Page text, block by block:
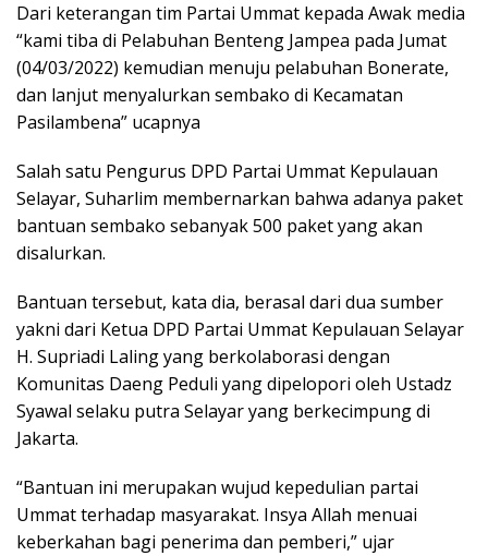
Dari keterangan tim Partai Ummat kepada Awak media
“kami tiba di Pelabuhan Benteng Jampea pada Jumat
(04/03/2022) kemudian menuju pelabuhan Bonerate,
dan lanjut menyalurkan sembako di Kecamatan
Pasilambena” ucapnya
Salah satu Pengurus DPD Partai Ummat Kepulauan
Selayar, Suharlim membernarkan bahwa adanya paket
bantuan sembako sebanyak 500 paket yang akan
disalurkan.
Bantuan tersebut, kata dia, berasal dari dua sumber
yakni dari Ketua DPD Partai Ummat Kepulauan Selayar
H. Supriadi Laling yang berkolaborasi dengan
Komunitas Daeng Peduli yang dipelopori oleh Ustadz
Syawal selaku putra Selayar yang berkecimpung di
Jakarta.
“Bantuan ini merupakan wujud kepedulian partai
Ummat terhadap masyarakat. Insya Allah menuai
keberkahan bagi penerima dan pemberi,” ujar